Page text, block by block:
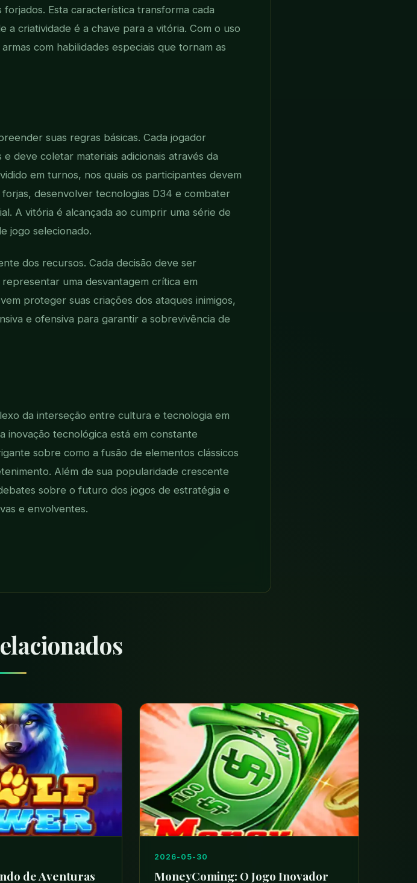
Esta característica transforma cada
criatividade é a chave para a vitória. Com o uso
com habilidades especiais que tornam as
suas regras básicas. Cada jogador
deve coletar materiais adicionais através da
em turnos, nos quais os participantes devem
desenvolver tecnologias D34 e combater
A vitória é alcançada ao cumprir uma série de
jogo selecionado.
dos recursos. Cada decisão deve ser
uma desvantagem crítica em
proteger suas criações dos ataques inimigos,
e ofensiva para garantir a sobrevivência de
da interseção entre cultura e tecnologia em
inovação tecnológica está em constante
sobre como a fusão de elementos clássicos
Além de sua popularidade crescente
sobre o futuro dos jogos de estratégia e
e envolventes.
de Aventuras
2026-05-30
MoneyComing: O Jogo Inovador